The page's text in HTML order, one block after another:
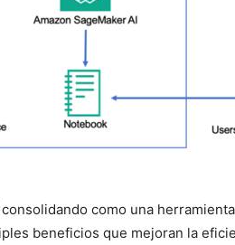
como una
beneficios que mejoran la